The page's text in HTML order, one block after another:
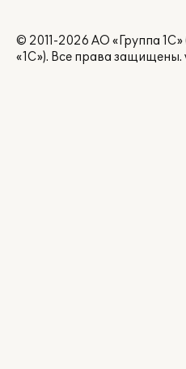
© 2011-2026 АО «Группа
«1С»). Все права защищены.